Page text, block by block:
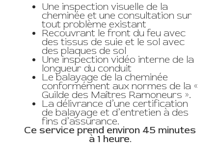
Une inspection visuelle de la
cheminée et une consultation sur
tout problème existant
Recouvrant le front du feu avec
des tissus de suie et le sol avec
des plaques de sol
Une inspection vidéo interne de la
longueur du conduit
Le balayage de la cheminée
conformément aux normes de la «
Guilde des Maîtres Ramoneurs ».
La délivrance d’une certification
de balayage et d’entretien à des
fins d’assurance.
Ce service prend environ 45 minutes
à 1 heure.